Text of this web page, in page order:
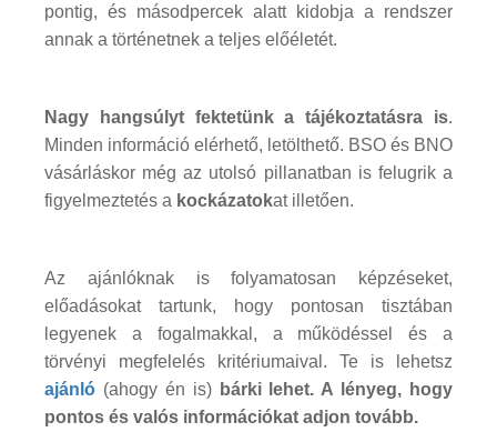
pontig, és másodpercek alatt kidobja a rendszer
annak a történetnek a teljes előéletét.
Nagy hangsúlyt fektetünk a tájékoztatásra is.
Minden információ elérhető, letölthető. BSO és BNO
vásárláskor még az utolsó pillanatban is felugrik a
figyelmeztetés a kockázatokat illetően.
Az ajánlóknak is folyamatosan képzéseket,
előadásokat tartunk, hogy pontosan tisztában
legyenek a fogalmakkal, a működéssel és a
törvényi megfelelés kritériumaival. Te is lehetsz
ajánló (ahogy én is)bárki lehet. A lényeg, hogy
pontos és valós információkat adjon tovább.